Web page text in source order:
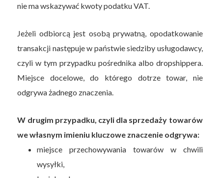
nie ma wskazywać kwoty podatku VAT.
Jeżeli odbiorcą jest osobą prywatną, opodatkowanie
transakcji następuje w państwie siedziby usługodawcy,
czyli w tym przypadku pośrednika albo dropshippera.
Miejsce docelowe, do którego dotrze towar, nie
odgrywa żadnego znaczenia.
W drugim przypadku, czyli dla sprzedaży towarów
we własnym imieniu kluczowe znaczenie odgrywa:
miejsce przechowywania towarów w chwili
wysyłki,